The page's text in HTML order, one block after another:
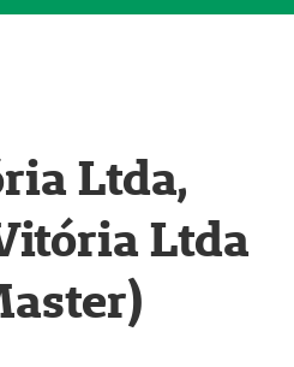
Ltda,
Ltda